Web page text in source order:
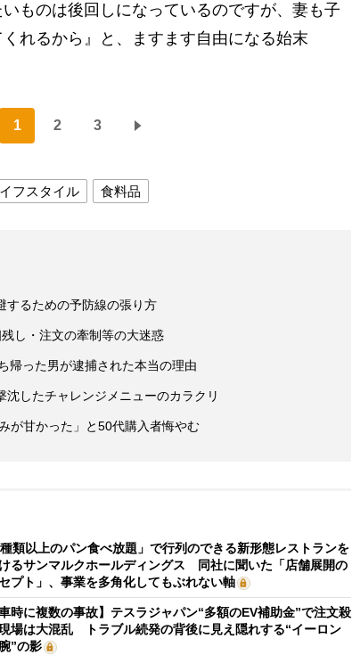
ものは後回しになっているのですが、妻も子
れるから』と、ますます自由になる始末
1 2 3
フスタイル 食料品
るための予防線の張り方
し・注文の牽制等の大迷惑
帰った男が逮捕された本当の理由
したチャレンジメニューのカラクリ
が甘かった」と50代購入者悔やむ
種類以上のパン食べ放題」で行列のできる新形態レストランを
るサンマルクホールディングス 同社に聞いた「店舗展開の
プト」、事業を多角化してもぶれない軸
車時に複数の事故】テスラジャパン“多額のEV補助金”で注文殺
場は大混乱 トラブル続発の背後に見え隠れする“イーロン
”の影